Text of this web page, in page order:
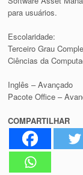
para usuários.
Escolaridade:
Terceiro Grau
Ciências da
Inglês – Avançado
Pacote Office –
COMPARTILHAR